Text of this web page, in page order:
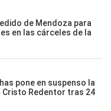
de Mendoza para
en las cárceles de la
pone en suspenso la
Redentor tras 24